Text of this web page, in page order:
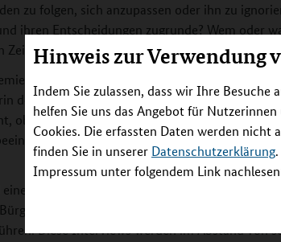
Hinweis zur Verwendung
Indem Sie zulassen, dass wir Ihre
helfen Sie uns das Angebot für
Cookies. Die erfassten Daten werden
finden Sie in unserer Datenschutzerklärung
Impressum unter folgendem Link
zu folgen, sich anzupassen oder ihn zu
ihren Entscheidungen zugrunde? Wem oder
Zeiten?
werde häufig auf Werte wie
des deutschen Teilprojekts, Professorin Dr.
ob und wie sehr Solidarität und andere Werte
Unsere Arbeiten können diese
übergreifende Projekt-Website sprachen die
an, um mit ihnen per Telefon oder einer
Diese Interviews werden im Abstand von